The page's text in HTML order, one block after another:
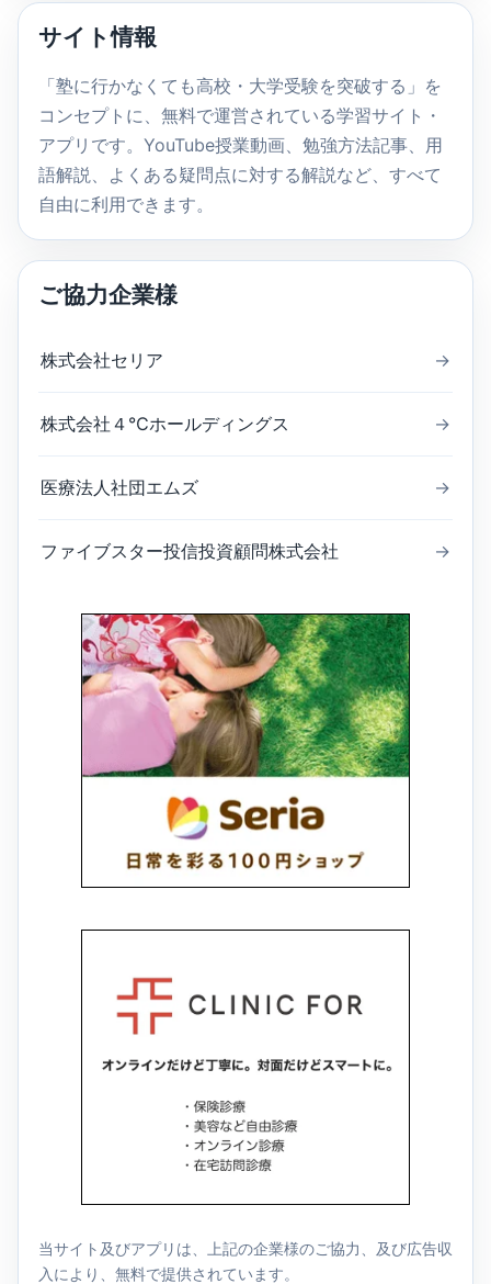
検
索
サイト情報
「塾に行かなくても高校・大学受験を突破する」を
コンセプトに、無料で運営されている学習サイト・
アプリです。YouTube授業動画、勉強方法記事、用
語解説、よくある疑問点に対する解説など、すべて
自由に利用できます。
ご協力企業様
株式会社セリア →
株式会社４℃ホールディングス →
医療法人社団エムズ →
ファイブスター投信投資顧問株式会社 →
当サイト及びアプリは、上記の企業様のご協力、及び広告収
入により、無料で提供されています。